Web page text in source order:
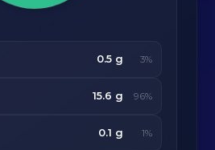
0.5 g 3%
15.6 g 96%
0.1 g 1%